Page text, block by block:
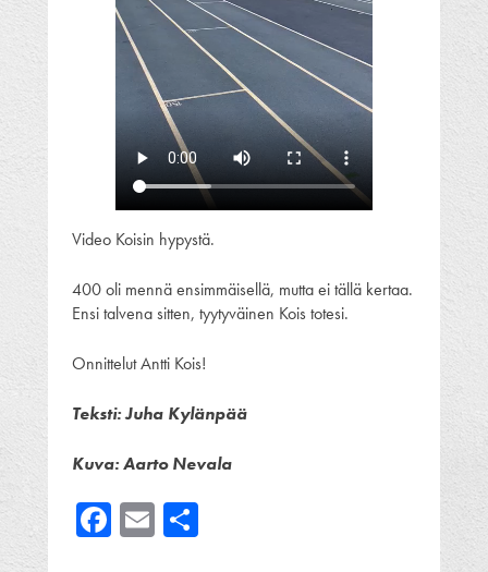
Video Koisin hypystä.
400 oli mennä ensimmäisellä, mutta ei tällä kertaa.
Ensi talvena sitten, tyytyväinen Kois totesi.
Onnittelut Antti Kois!
Teksti: Juha Kylänpää
Kuva: Aarto Nevala
Facebook
Email